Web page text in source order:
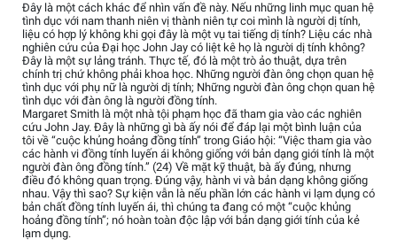
Đây là một cách khác để nhìn vấn đề này. Nếu những linh mục quan hệ
tình dục với nam thanh niên vị thành niên tự coi mình là người dị tính,
liệu có hợp lý không khi gọi đây là một vụ tai tiếng dị tính? Liệu các nhà
nghiên cứu của Đại học John Jay có liệt kê họ là người dị tính không?
Đây là một sự lảng tránh. Thực tế, đó là một trò ảo thuật, dựa trên
chính trị chứ không phải khoa học. Những người đàn ông chọn quan hệ
tình dục với phụ nữ là người dị tính; Những người đàn ông chọn quan hệ
tình dục với đàn ông là người đồng tính.
Margaret Smith là một nhà tội phạm học đã tham gia vào các nghiên
cứu John Jay. Đây là những gì bà ấy nói để đáp lại một bình luận của
tôi về “cuộc khủng hoảng đồng tính” trong Giáo hội: “Việc tham gia vào
các hành vi đồng tính luyến ái không giống với bản dạng giới tính là một
người đàn ông đồng tính.” (24) Về mặt kỹ thuật, bà ấy đúng, nhưng
điều đó không quan trọng. Đúng vậy, hành vi và bản dạng không giống
nhau. Vậy thì sao? Sự kiện vẫn là nếu phần lớn các hành vi lạm dụng có
bản chất đồng tính luyến ái, thì chúng ta đang có một “cuộc khủng
hoảng đồng tính”; nó hoàn toàn độc lập với bản dạng giới tính của kẻ
lạm dụng.